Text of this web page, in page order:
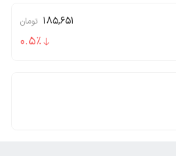
185,651 تومان
٪0.5